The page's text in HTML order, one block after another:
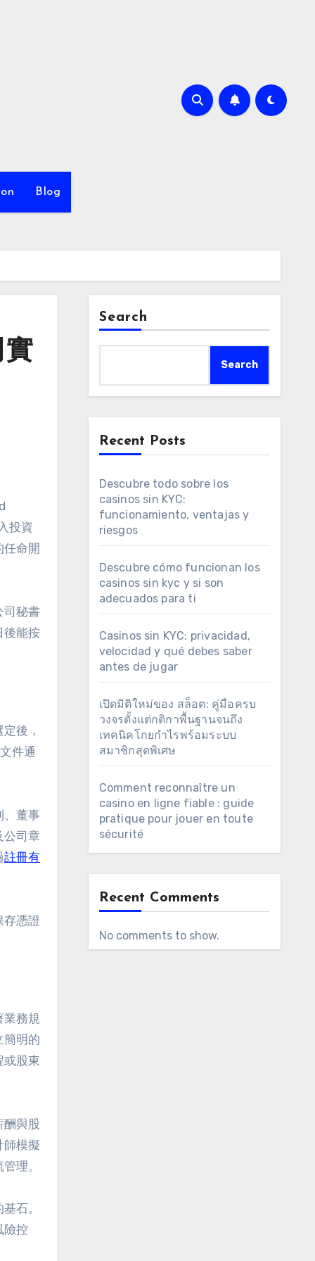
Blog
實
投資
命開
司秘書
後能按
後，
件通
、董事
公司章
註冊有
存憑證
業務規
簡明的
或股東
酬與股
師模擬
理。
石。
險控
Search
Search
Recent Posts
Descubre todo sobre los
casinos sin KYC:
funcionamiento, ventajas y
riesgos
Descubre cómo funcionan los
casinos sin kyc y si son
adecuados para ti
Casinos sin KYC: privacidad,
velocidad y qué debes saber
antes de jugar
เปิดมิติใหม่ของ สล็อต: คู่มือครบ
วงจรตั้งแต่กติกาพื้นฐานจนถึง
เทคนิคโกยกำไรพร้อมระบบ
สมาชิกสุดพิเศษ
Comment reconnaître un
casino en ligne fiable : guide
pratique pour jouer en toute
sécurité
Recent Comments
No comments to show.